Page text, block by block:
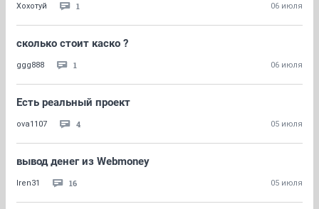
Хохотуй 1 06 июля
сколько стоит каско ?
ggg888 1 06 июля
Есть реальный проект
ova1107 4 05 июля
вывод денег из Webmoney
Iren31 16 05 июля